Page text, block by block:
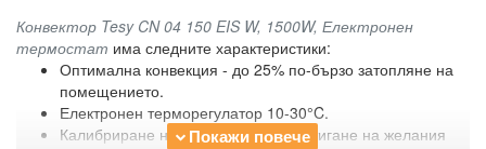
Конвектор Tesy CN 04 150 EIS W, 1500W, Електронен
термостат има следните характеристики:
Оптимална конвекция - до 25% по-бързо затопляне на
помещението.
Електронен терморегулатор 10-30°C.
Калибриране на термостата за постигане на желания